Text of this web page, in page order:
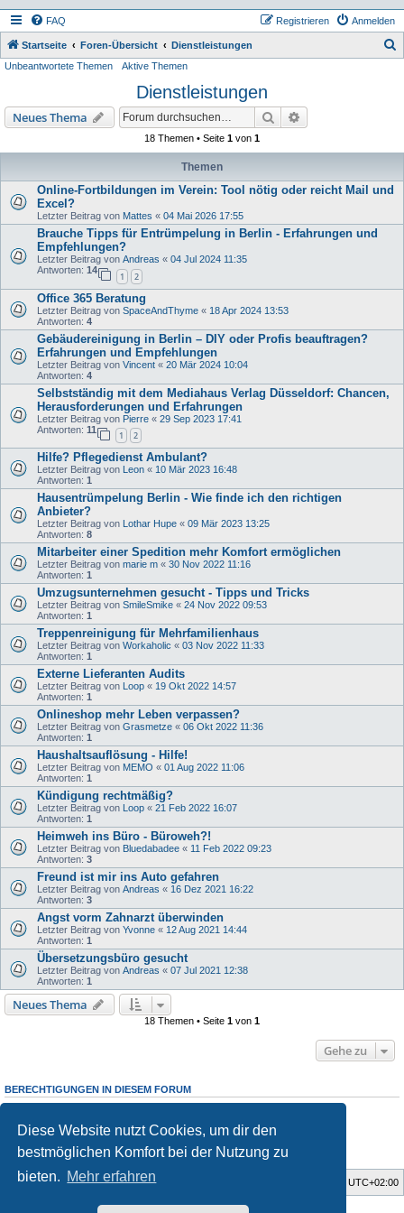
Diese Website nutzt Cookies, um dir den
bestmöglichen Komfort bei der Nutzung zu
bieten. Mehr erfahren
FAQ Anmelden
Registrieren
Startseite Foren-Übersicht Dienstleistungen
Unbeantwortete Themen Aktive Themen
Dienstleistungen
Neues Thema Suche
18 Themen • Seite 1 von 1
Themen
Online-Fortbildungen im Verein: Tool nötig oder reicht Mail und
Excel?
Letzter Beitrag von Mattes « 04 Mai 2026 17:55
Brauche Tipps für Entrümpelung in Berlin - Erfahrungen und
Empfehlungen?
Letzter Beitrag von Andreas « 04 Jul 2024 11:35
Antworten: 14
1 2
Office 365 Beratung
Letzter Beitrag von SpaceAndThyme « 18 Apr 2024 13:53
Antworten: 4
Gebäudereinigung in Berlin – DIY oder Profis beauftragen?
Erfahrungen und Empfehlungen
Letzter Beitrag von Vincent « 20 Mär 2024 10:04
Antworten: 4
Selbstständig mit dem Mediahaus Verlag Düsseldorf: Chancen,
Herausforderungen und Erfahrungen
Letzter Beitrag von Pierre « 29 Sep 2023 17:41
Antworten: 11
1 2
Hilfe? Pflegedienst Ambulant?
Letzter Beitrag von Leon « 10 Mär 2023 16:48
Antworten: 1
Hausentrümpelung Berlin - Wie finde ich den richtigen
Anbieter?
Letzter Beitrag von Lothar Hupe « 09 Mär 2023 13:25
Antworten: 8
Mitarbeiter einer Spedition mehr Komfort ermöglichen
Letzter Beitrag von marie m « 30 Nov 2022 11:16
Antworten: 1
Umzugsunternehmen gesucht - Tipps und Tricks
Letzter Beitrag von SmileSmike « 24 Nov 2022 09:53
Antworten: 1
Treppenreinigung für Mehrfamilienhaus
Letzter Beitrag von Workaholic « 03 Nov 2022 11:33
Antworten: 1
Externe Lieferanten Audits
Letzter Beitrag von Loop « 19 Okt 2022 14:57
Antworten: 1
Onlineshop mehr Leben verpassen?
Letzter Beitrag von Grasmetze « 06 Okt 2022 11:36
Antworten: 1
Haushaltsauflösung - Hilfe!
Letzter Beitrag von MEMO « 01 Aug 2022 11:06
Antworten: 1
Kündigung rechtmäßig?
Letzter Beitrag von Loop « 21 Feb 2022 16:07
Antworten: 1
Heimweh ins Büro - Büroweh?!
Letzter Beitrag von Bluedabadee « 11 Feb 2022 09:23
Antworten: 3
Freund ist mir ins Auto gefahren
Letzter Beitrag von Andreas « 16 Dez 2021 16:22
Antworten: 3
Angst vorm Zahnarzt überwinden
Letzter Beitrag von Yvonne « 12 Aug 2021 14:44
Antworten: 1
Übersetzungsbüro gesucht
Letzter Beitrag von Andreas « 07 Jul 2021 12:38
Antworten: 1
Neues Thema
18 Themen • Seite 1 von 1
Gehe zu
BERECHTIGUNGEN IN DIESEM FORUM
Du darfst deine Beiträge in diesem Forumnichtändern.
Du darfst deine Beiträge in diesem Forum
nicht
löschen.
Du darfst keineDateianhänge in diesem Forum erstellen.
Startseite Foren-Übersicht UTC+02:00
Zuma Portal